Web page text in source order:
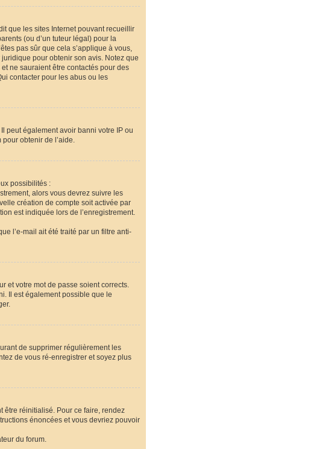
que les sites Internet pouvant recueillir
(ou d’un tuteur légal) pour la
pas sûr que cela s’applique à vous,
pour obtenir son avis. Notez que
ne sauraient être contactés pour des
contacter pour les abus ou les
peut également avoir banni votre IP ou
obtenir de l’aide.
possibilités :
alors vous devrez suivre les
création de compte soit activée par
est indiquée lors de l’enregistrement.
l’e-mail ait été traité par un filtre anti-
et votre mot de passe soient corrects.
Il est également possible que le
de supprimer régulièrement les
de vous ré-enregistrer et soyez plus
être réinitialisé. Pour ce faire, rendez
énoncées et vous devriez pouvoir
du forum.